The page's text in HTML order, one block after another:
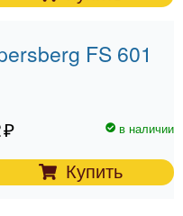
FS 601
в наличии
Купить